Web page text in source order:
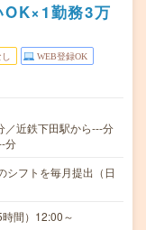
OK×1勤務3万
WEB登録OK
／近鉄下田駅から---分
分
シフトを毎月提出（日
間）12:00～